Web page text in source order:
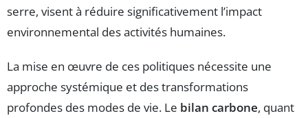
serre, visent à réduire significativement l’impact
environnemental des activités humaines.
La mise en œuvre de ces politiques nécessite une
approche systémique et des transformations
profondes des modes de vie. Le bilan carbone, quant